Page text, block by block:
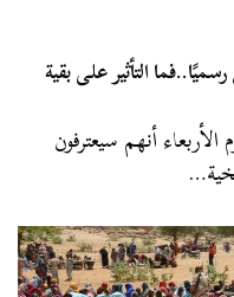
التأثير على بقية
الأربعاء أنهم سيعترفون